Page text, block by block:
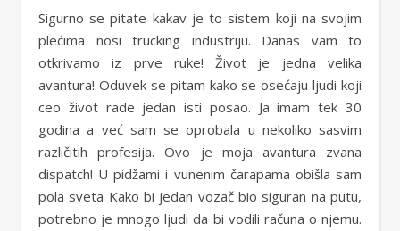
Sigurno se pitate kakav je to sistem koji na svojim
plećima nosi trucking industriju. Danas vam to
otkrivamo iz prve ruke! Život je jedna velika
avantura! Oduvek se pitam kako se osećaju ljudi koji
ceo život rade jedan isti posao. Ja imam tek 30
godina a već sam se oprobala u nekoliko sasvim
različitih profesija. Ovo je moja avantura zvana
dispatch! U pidžami i vunenim čarapama obišla sam
pola sveta Kako bi jedan vozač bio siguran na putu,
potrebno je mnogo ljudi da bi vodili računa o njemu.